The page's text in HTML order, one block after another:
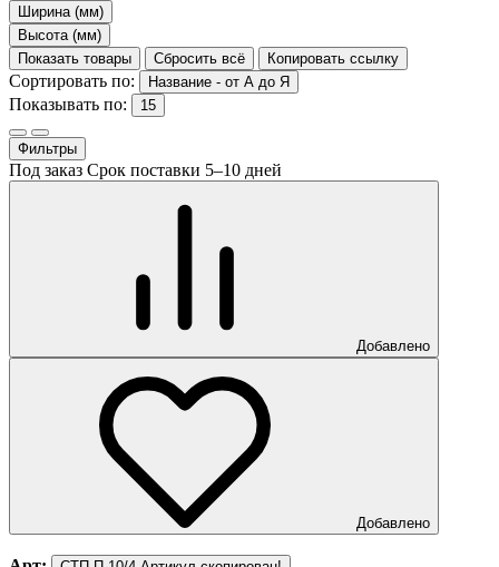
Ширина (мм)
Высота (мм)
Показать товары
Сбросить всё Копировать ссылку
Сортировать по: Название - от А до Я
Показывать по: 15
Фильтры
Под заказ Срок поставки 5–10 дней
Добавлено
Добавлено